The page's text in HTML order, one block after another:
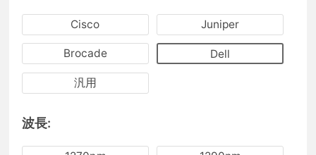
Cisco Juniper
Brocade Dell
汎用
波長: